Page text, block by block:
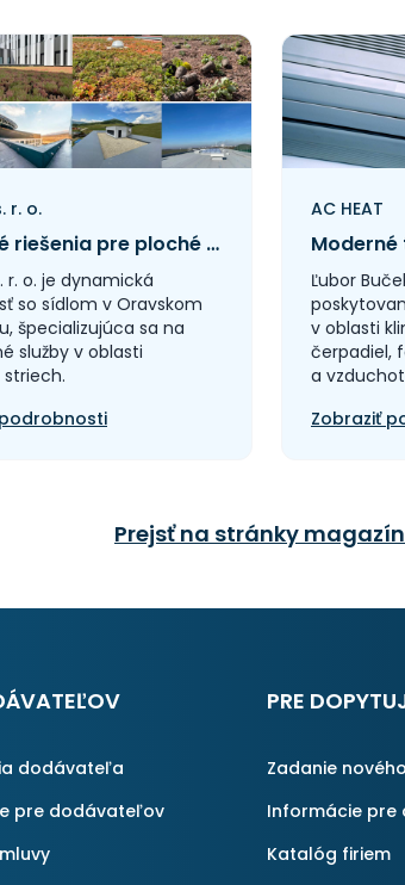
r. o.
Moderné riešenia pre ploché strechy s dôrazom na kvalitu a udržateľnosť
r. o. je dynamická
so sídlom v Oravskom
špecializujúca sa na
služby v oblasti
AC HEAT
Ľubor
v oblasti
čerpadiel,
a
Zobraziť
Prejsť na stránky
dodávateľa
pre dodávateľov
PRE
Zadanie
Informácie pre
Katalóg firiem